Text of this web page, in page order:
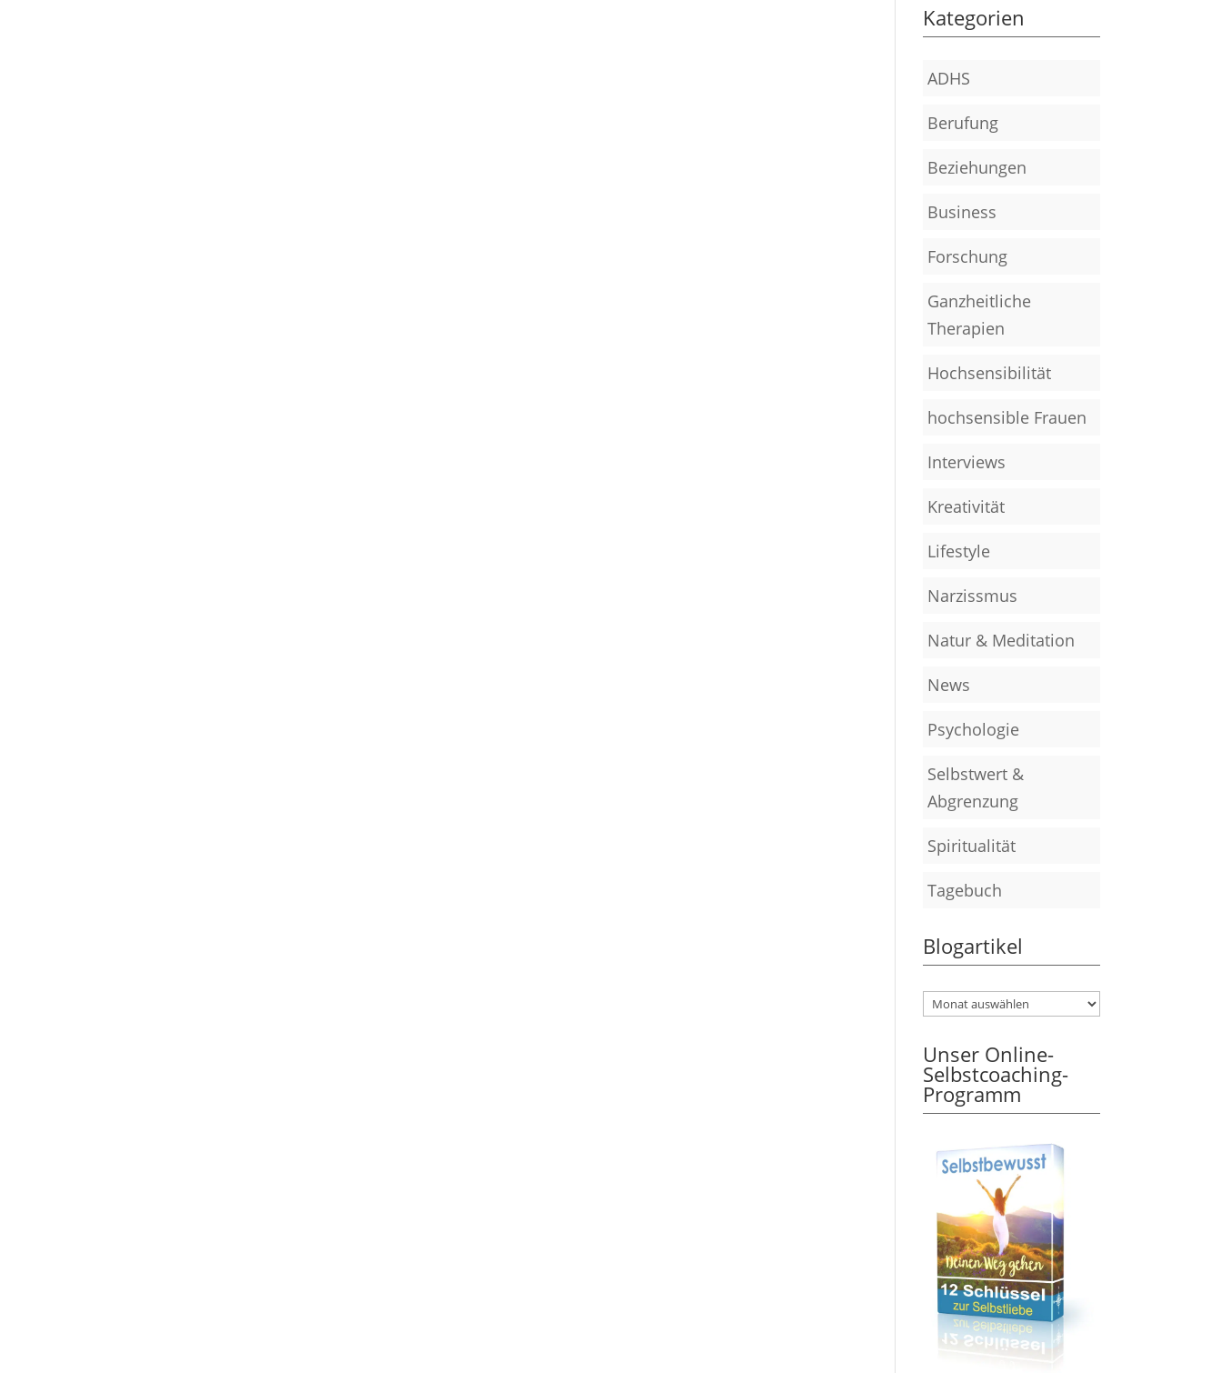
Kategorien
ADHS
Berufung
Beziehungen
Business
Forschung
Ganzheitliche
Therapien
Hochsensibilität
hochsensible Frauen
Interviews
Kreativität
Lifestyle
Narzissmus
Natur & Meditation
News
Psychologie
Selbstwert &
Abgrenzung
Spiritualität
Tagebuch
Blogartikel
Unser Online-
Selbstcoaching-
Programm